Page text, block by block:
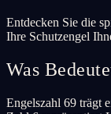
Entdecken Sie die
Ihre Schutzengel
Was
Engelszahl 69 trägt